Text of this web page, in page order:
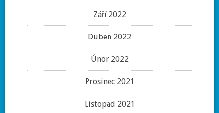
Září 2022
Duben 2022
Únor 2022
Prosinec 2021
Listopad 2021